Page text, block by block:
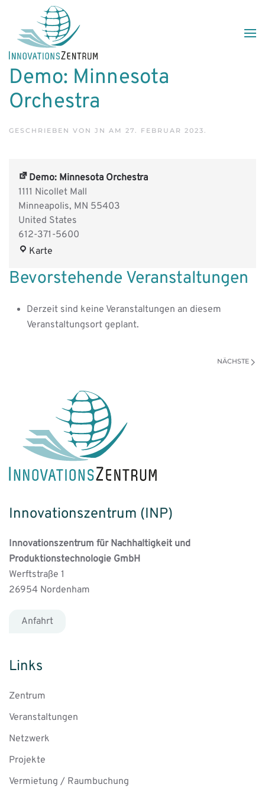
Skip to main content
Demo: Minnesota
Orchestra
GESCHRIEBEN VON JN AM 27. FEBRUAR 2023.
Demo: Minnesota Orchestra
1111 Nicollet Mall
Minneapolis, MN 55403
United States
612-371-5600
Karte
Orchestra
Bevorstehende Veranstaltungen
Derzeit sind keine Veranstaltungen an diesem
Veranstaltungsort geplant.
NÄCHSTE
Innovationszentrum (INP)
Innovationszentrum für Nachhaltigkeit und
Produktionstechnologie GmbH
Werftstraße 1
26954 Nordenham
Anfahrt
Links
Zentrum
Veranstaltungen
Netzwerk
Projekte
Vermietung / Raumbuchung